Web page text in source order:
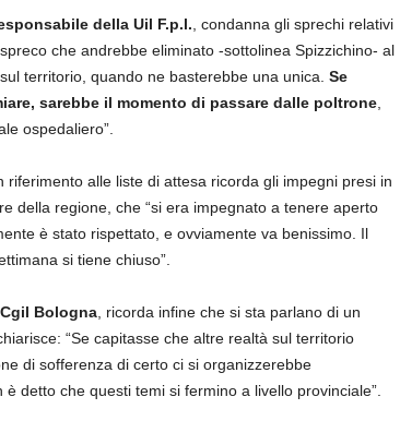
della Uil F.p.l. , condanna gli sprechi relativi
che andrebbe eliminato -sottolinea Spizzichino- al
territorio, quando ne basterebbe una unica. Se
sarebbe il momento di passare dalle poltrone,
ospedaliero”.
riferimento alle liste di attesa ricorda gli impegni presi in
della regione, che “si era impegnato a tenere aperto
è stato rispettato, e ovviamente va benissimo. Il
si tiene chiuso”.
Bologna, ricorda infine che si sta parlano di un
“Se capitasse che altre realtà sul territorio
di sofferenza di certo ci si organizzerebbe
detto che questi temi si fermino a livello provinciale”.